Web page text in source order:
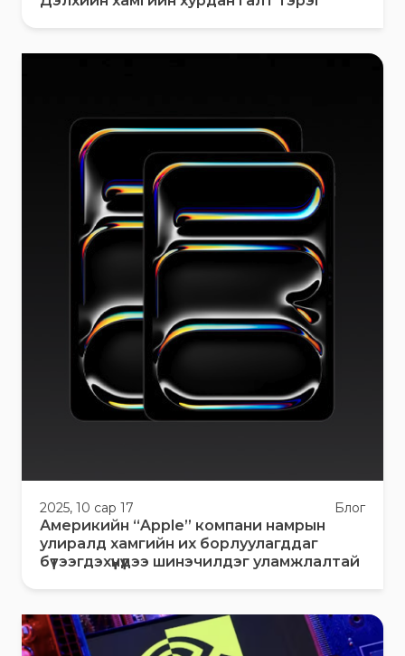
2025, 10 сар 17 Блог
Америкийн “Apple” компани намрын
улиралд хамгийн их борлуулагддаг
бүтээгдэхүүнүүдээ шинэчилдэг уламжлалтай